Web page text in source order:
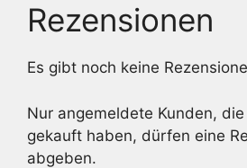
Rezensionen
Es gibt noch keine
Nur angemeldete Kunden,
gekauft haben, dürfen eine
abgeben.